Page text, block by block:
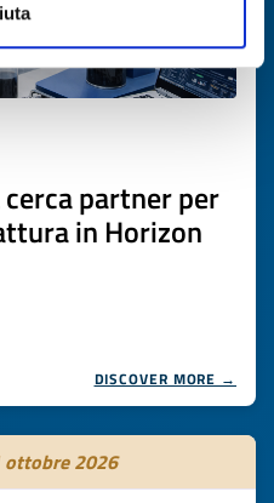
partner per
in Horizon
DISCOVER MORE →
ottobre 2026